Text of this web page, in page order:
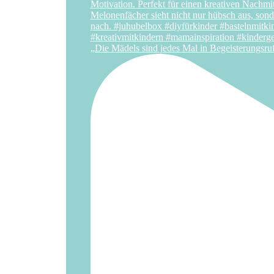
„Die Mädels sind jedes Mal in